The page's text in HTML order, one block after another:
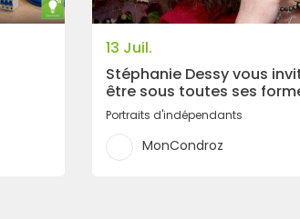
13 Juil.
Stéphanie Dessy vous
être sous toutes ses
Portraits d'indépendants
MonCondroz